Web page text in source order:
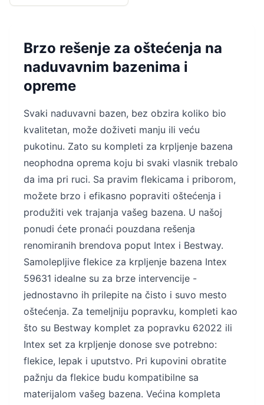
Brzo rešenje za oštećenja na
naduvavnim bazenima i
opreme
Svaki naduvavni bazen, bez obzira koliko bio
kvalitetan, može doživeti manju ili veću
pukotinu. Zato su kompleti za krpljenje bazena
neophodna oprema koju bi svaki vlasnik trebalo
da ima pri ruci. Sa pravim flekicama i priborom,
možete brzo i efikasno popraviti oštećenja i
produžiti vek trajanja vašeg bazena. U našoj
ponudi ćete pronaći pouzdana rešenja
renomiranih brendova poput Intex i Bestway.
Samolepljive flekice za krpljenje bazena Intex
59631 idealne su za brze intervencije -
jednostavno ih prilepite na čisto i suvo mesto
oštećenja. Za temeljniju popravku, kompleti kao
što su Bestway komplet za popravku 62022 ili
Intex set za krpljenje donose sve potrebno:
flekice, lepak i uputstvo. Pri kupovini obratite
pažnju da flekice budu kompatibilne sa
materijalom vašeg bazena. Većina kompleta